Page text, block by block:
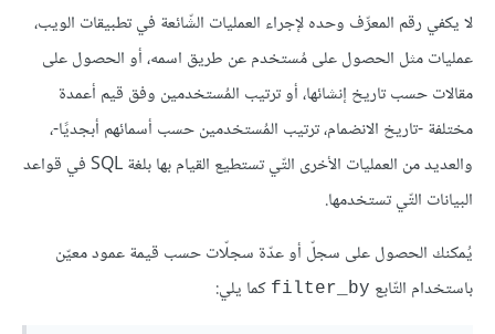
لا يكفي رقم المعرِّف وحده لإجراء العمليات الشّائعة في تطبيقات الويب،
عمليات مثل الحصول على مُستخدم عن طريق اسمه، أو الحصول على
مقالات حسب تاريخ إنشائها، أو ترتيب المُستخدمين وفق قيم أعمدة
مختلفة -تاريخ الانضمام، ترتيب المُستخدمين حسب أسمائهم أبجديًا-،
والعديد من العمليات الأخرى التّي تستطيع القيام بها بلغة SQL في قواعد
البيانات التّي تستخدمها.
يُمكنك الحصول على سجلّ أو عدّة سجلّات حسب قيمة عمود معيّن
باستخدام التّابع filter_by كما يلي: